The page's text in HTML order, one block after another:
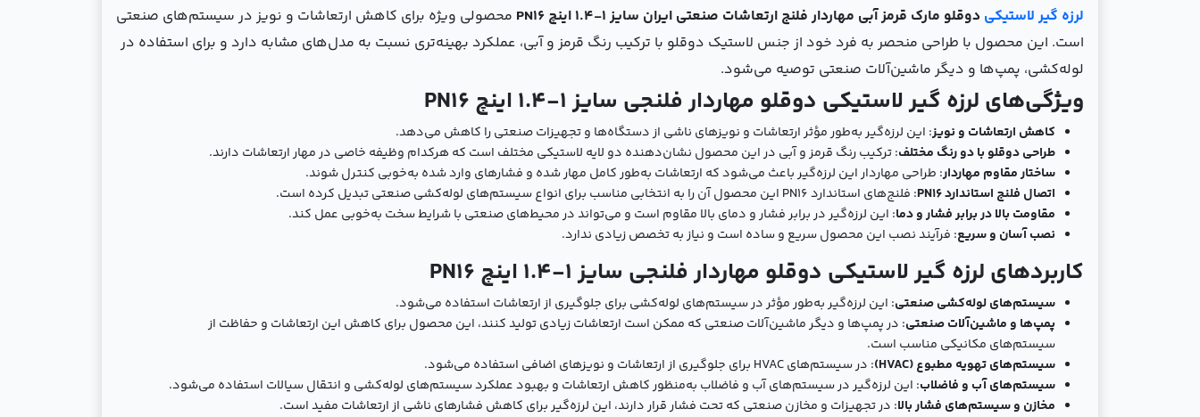
لرزه ‌گیر لاستیکی دوقلو مارک قرمز آبی مهاردار فلنج ارتعاشات صنعتی ایران سایز 1-1.4 اینچ PN16
محصولی ویژه برای کاهش ارتعاشات و نویز در سیستم‌های صنعتی
است. این محصول با طراحی منحصر به فرد خود از جنس لاستیک دوقلو با ترکیب رنگ قرمز و آبی، عملکرد بهینه‌تری نسبت به مدل‌های مشابه دارد و برای استفاده در
لوله‌کشی، پمپ‌ها و دیگر ماشین‌آلات صنعتی توصیه می‌شود.
ویژگی‌های لرزه ‌گیر لاستیکی دوقلو مهاردار فلنجی سایز 1-1.4 اینچ PN16
کاهش ارتعاشات و نویز: این لرزه‌گیر به‌طور مؤثر ارتعاشات و نویزهای ناشی از دستگاه‌ها و تجهیزات صنعتی را کاهش می‌دهد.
طراحی دوقلو با دو رنگ مختلف: ترکیب رنگ قرمز و آبی در این محصول نشان‌دهنده دو لایه لاستیکی مختلف است که هرکدام وظیفه خاصی در مهار ارتعاشات دارند.
ساختار مقاوم مهاردار: طراحی مهاردار این لرزه‌گیر باعث می‌شود که ارتعاشات به‌طور کامل مهار شده و فشارهای وارد شده به‌خوبی کنترل شوند.
اتصال فلنج استاندارد PN16
: فلنج‌های استاندارد PN16 این محصول آن را به انتخابی مناسب برای انواع سیستم‌های لوله‌کشی صنعتی تبدیل کرده است.
مقاومت بالا در برابر فشار و دما: این لرزه‌گیر در برابر فشار و دمای بالا مقاوم است و می‌تواند در محیط‌های صنعتی با شرایط سخت به‌خوبی عمل کند.
نصب آسان و سریع: فرآیند نصب این محصول سریع و ساده است و نیاز به تخصص زیادی ندارد.
کاربردهای لرزه ‌گیر لاستیکی دوقلو مهاردار فلنجی سایز 1-1.4 اینچ PN16
سیستم‌های لوله‌کشی صنعتی: این لرزه‌گیر به‌طور مؤثر در سیستم‌های لوله‌کشی برای جلوگیری از ارتعاشات استفاده می‌شود.
پمپ‌ها و ماشین‌آلات صنعتی: در پمپ‌ها و دیگر ماشین‌آلات صنعتی که ممکن است ارتعاشات زیادی تولید کنند، این محصول برای کاهش این ارتعاشات و حفاظت از
سیستم‌های مکانیکی مناسب است.
سیستم‌های تهویه مطبوع (HVAC)
: در سیستم‌های HVAC برای جلوگیری از ارتعاشات و نویزهای اضافی استفاده می‌شود.
سیستم‌های آب و فاضلاب: این لرزه‌گیر در سیستم‌های آب و فاضلاب به‌منظور کاهش ارتعاشات و بهبود عملکرد سیستم‌های لوله‌کشی و انتقال سیالات استفاده می‌شود.
مخازن و سیستم‌های فشار بالا: در تجهیزات و مخازن صنعتی که تحت فشار قرار دارند، این لرزه‌گیر برای کاهش فشارهای ناشی از ارتعاشات مفید است.